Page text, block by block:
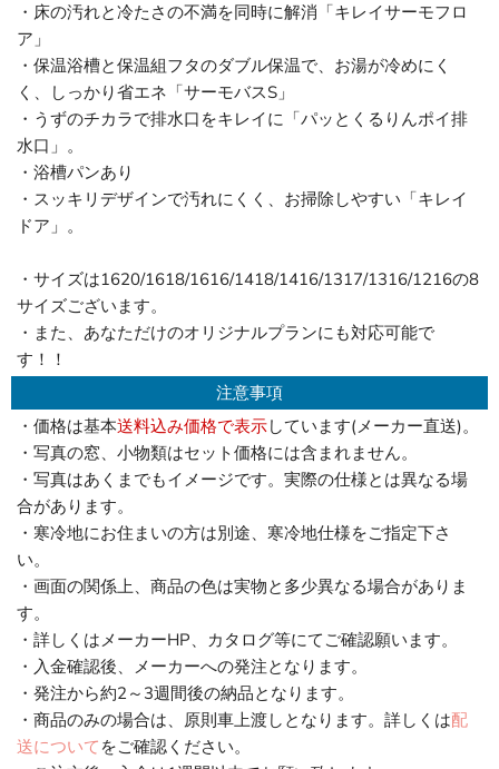
・床の汚れと冷たさの不満を同時に解消「キレイサーモフロ
ア」
・保温浴槽と保温組フタのダブル保温で、お湯が冷めにく
く、しっかり省エネ「サーモバスS」
・うずのチカラで排水口をキレイに「パッとくるりんポイ排
水口」。
・浴槽パンあり
・スッキリデザインで汚れにくく、お掃除しやすい「キレイ
ドア」。
・サイズは1620/1618/1616/1418/1416/1317/1316/1216の8
サイズございます。
・また、あなただけのオリジナルプランにも対応可能で
す！！
注意事項
・価格は基本送料込み価格で表示しています(メーカー直送)。
・写真の窓、小物類はセット価格には含まれません。
・写真はあくまでもイメージです。実際の仕様とは異なる場
合があります。
・寒冷地にお住まいの方は別途、寒冷地仕様をご指定下さ
い。
・画面の関係上、商品の色は実物と多少異なる場合がありま
す。
・詳しくはメーカーHP、カタログ等にてご確認願います。
・入金確認後、メーカーへの発注となります。
・発注から約2～3週間後の納品となります。
・商品のみの場合は、原則車上渡しとなります。詳しくは配
送について をご確認ください。